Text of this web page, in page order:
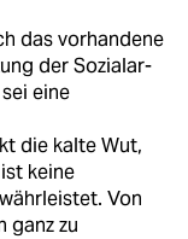
das vorhandene
der So­zi­al­ar­
eine
die kalte Wut,
keine
Von
ganz zu